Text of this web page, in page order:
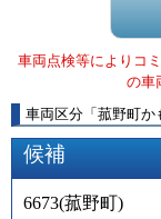
車両点検等によりコ
の車
車両区分 「 菰野町か
候補
6673(菰野町)